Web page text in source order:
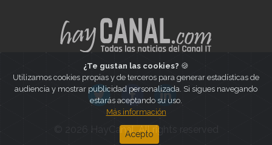
© 2026 HayCanal. All rights reserved
¿Te gustan las cookies? 🍪
Utilizamos cookies propias y de terceros para generar estadísticas de
audiencia y mostrar publicidad personalizada. Si sigues navegando
estarás aceptando su uso.
Más información
Acepto